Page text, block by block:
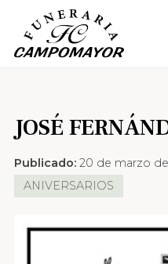
JOSÉ
Publicado: 20 de marzo de
ANIVERSARIOS